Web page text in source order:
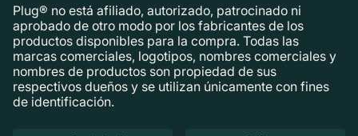
Plug® no está afiliado, autorizado, patrocinado ni
aprobado de otro modo por los fabricantes de los
productos disponibles para la compra. Todas las
marcas comerciales, logotipos, nombres comerciales y
nombres de productos son propiedad de sus
respectivos dueños y se utilizan únicamente con fines
de identificación.